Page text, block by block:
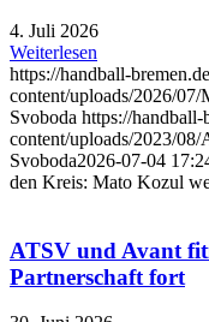
4. Juli 2026
Weiterlesen
https://handball-
content/uploads/2026/
Svoboda https://handball-
content/uploads/2023/
Svoboda2026-07-04
den Kreis: Mato Kozul
ATSV und Avant
Partnerschaft fort